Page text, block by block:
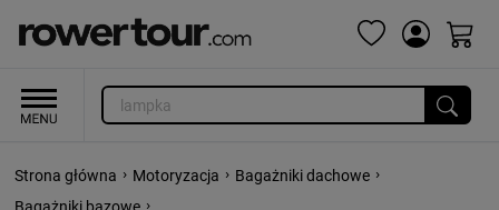
Strona główna › Motoryzacja › Bagażniki dachowe ›
›